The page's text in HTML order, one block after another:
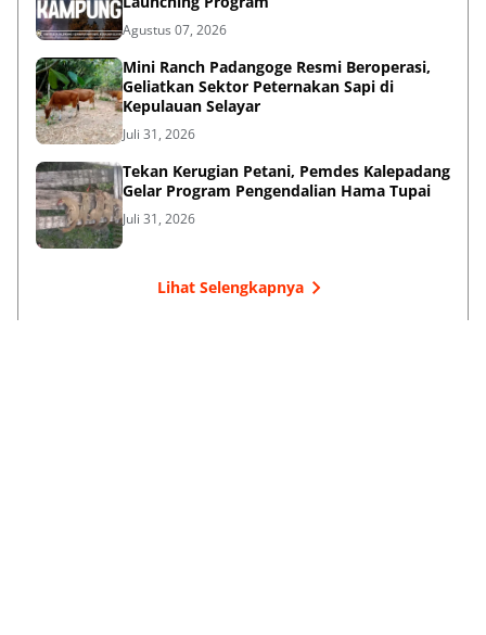
Agustus 07, 2026
‎Mini Ranch Padangoge Resmi Beroperasi,
Geliatkan Sektor Peternakan Sapi di
Kepulauan Selayar ‎
Juli 31, 2026
Tekan Kerugian Petani, Pemdes Kalepadang
Gelar Program Pengendalian Hama Tupai
Juli 31, 2026
Lihat Selengkapnya